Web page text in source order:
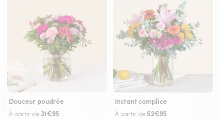
Douceur poudrée
À partir de 31€95
Instant complice
À partir de 52€95